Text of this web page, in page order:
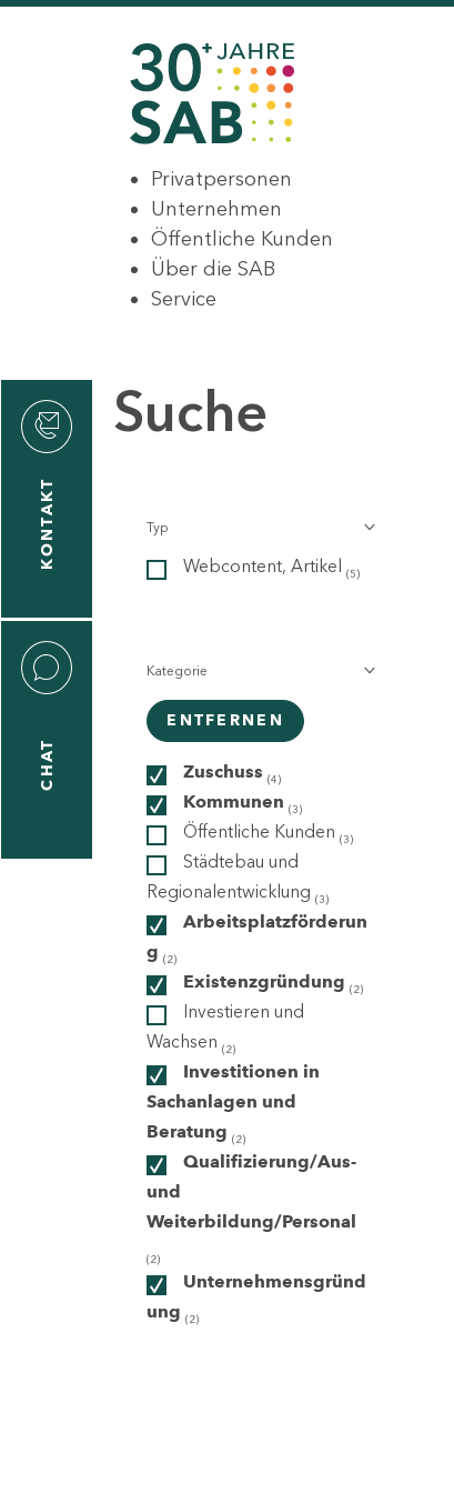
Privatpersonen
Unternehmen
Öffentliche Kunden
Über die SAB
Service
KONTAKT
CHAT
Suche
Typ
Webcontent, Artikel (5)
Kategorie
ENTFERNEN
Zuschuss (4)
Kommunen (3)
Öffentliche Kunden (3)
Städtebau und
Regionalentwicklung (3)
Arbeitsplatzförderun
g (2)
Existenzgründung (2)
Investieren und
Wachsen (2)
Investitionen in
Sachanlagen und
Beratung (2)
Qualifizierung/Aus-
und
Weiterbildung/Personal
(2)
Unternehmensgründ
ung (2)